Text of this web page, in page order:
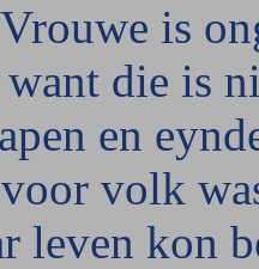
is
die is
en
volk
leven kon